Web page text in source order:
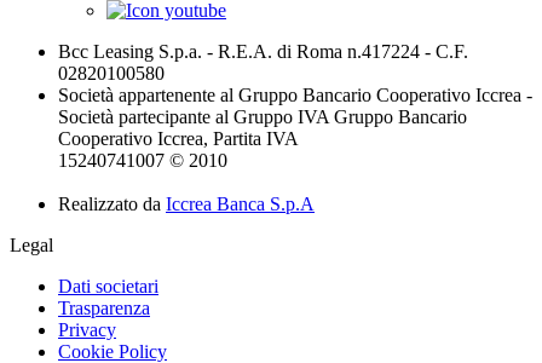
Bcc Leasing S.p.a. - R.E.A. di Roma n.417224 - C.F.
02820100580
Società appartenente al Gruppo Bancario Cooperativo Iccrea -
Società partecipante al Gruppo IVA Gruppo Bancario
Cooperativo Iccrea, Partita IVA
15240741007 © 2010
Realizzato da Iccrea Banca S.p.A
Legal
Dati societari
Trasparenza
Privacy
Cookie Policy